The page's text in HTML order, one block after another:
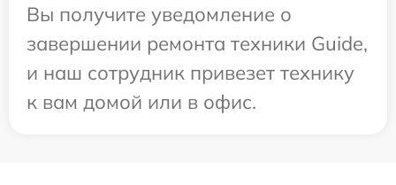
Вы получите уведомление о
завершении ремонта техники Guide,
и наш сотрудник привезет технику
к вам домой или в офис.